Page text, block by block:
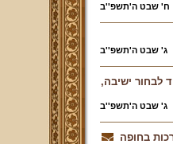
ח' שבט ה'תשפ''ב
ג' שבט ה'תשפ''ב
לבחור ישיבה,
ג' שבט ה'תשפ''ב
בחופה